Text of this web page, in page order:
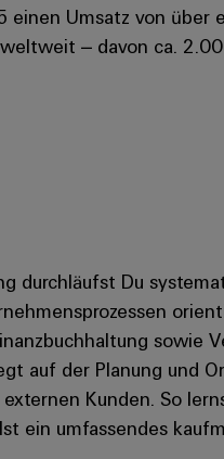
Umsatz von über
– davon ca.
durchläufst Du
sowie
auf der Planung und
Kunden. So
ein umfassendes